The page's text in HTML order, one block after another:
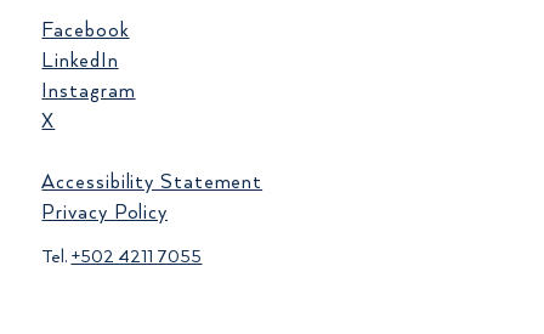
Facebook
LinkedIn
Instagram
X
Accessibility Statement
Privacy Policy
Tel. +502 4211 7055